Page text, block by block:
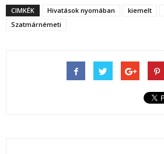
CIMKÉK Hivatások nyomában kiemelt
Szatmárnémeti